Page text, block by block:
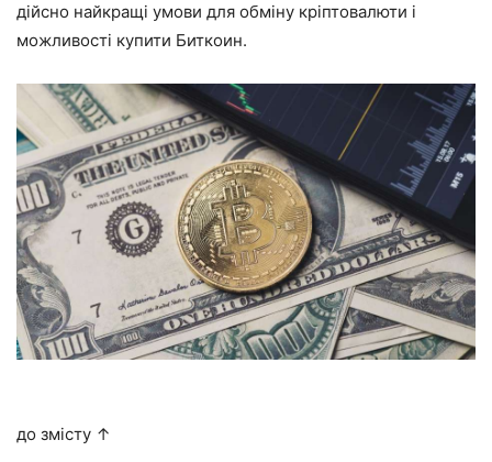
дійсно найкращі умови для обміну кріптовалюти і
можливості купити Биткоин.
до змісту ↑